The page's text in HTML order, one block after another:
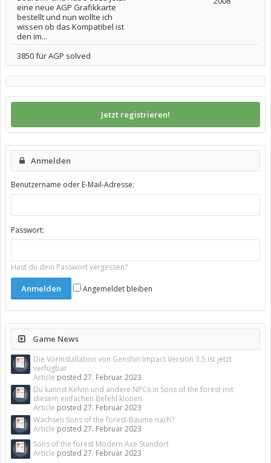
eine neue AGP Grafikkarte
bestellt und nun wollte ich
wissen ob das Kompatibel ist
den im...
3850 für AGP solved
Jetzt registrieren!
Anmelden
Benutzername oder E-Mail-Adresse:
Passwort:
Hast du dein Passwort vergessen?
Angemeldet bleiben
Game News
Die Vorinstallation von Genshin Impact Version 3.5 ist jetzt
verfügbar
Article posted 27. Februar 2023
Du kannst Kelvin und andere NPCs in Sons of the forest mit
diesem einfachen Befehl klonen
Article posted 27. Februar 2023
Wachsen Sons of the forest-Bäume nach?
Article posted 27. Februar 2023
Sons of the forest Modern Axe Standort
Article posted 27. Februar 2023